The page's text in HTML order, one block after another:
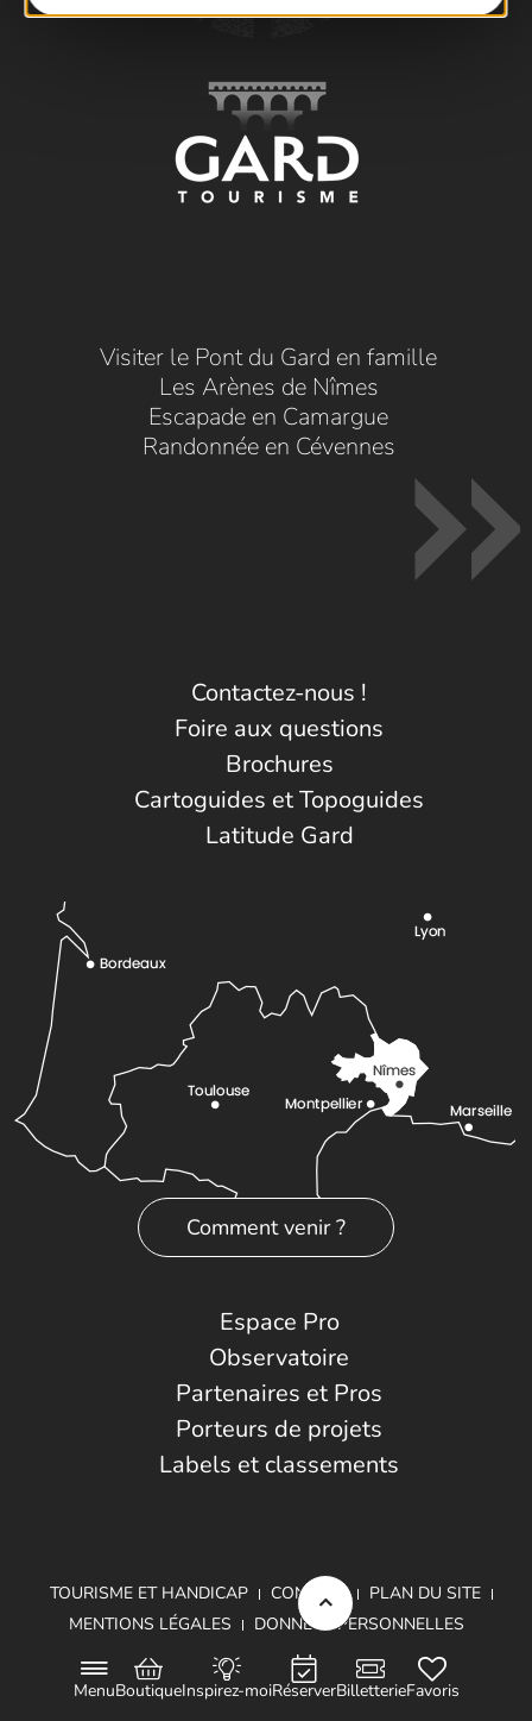
MenuBoutiqueInspirez-moiRéserverBilletterieFavoris
Visiter le Pont du Gard en famille
Les Arènes de Nîmes
Escapade en Camargue
Randonnée en Cévennes
Contactez-nous !
Foire aux questions
Brochures
Cartoguides et Topoguides
Latitude Gard
Comment venir ?
Espace Pro
Observatoire
Partenaires et Pros
Porteurs de projets
Labels et classements
TOURISME ET HANDICAP CONTACT
PLAN DU SITE
MENTIONS LÉGALES
DONNÉES PERSONNELLES